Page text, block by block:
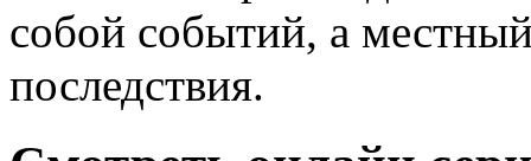
собой событий, а
последствия.